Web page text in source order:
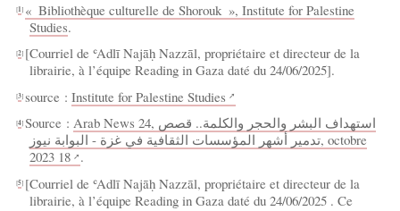
[1 ] « Bibliothèque culturelle de Shorouk », Institute for Palestine
Studies.
[2] [Courriel de ʿAdlī Najāḥ Nazzāl, propriétaire et directeur de la
librairie, à l’équipe Reading in Gaza daté du 24/06/2025].
[3] source : Institute for Palestine Studies
[4] Source : Arab News 24, استهداف البشر والحجر والكلمة.. قصص
تدمير أشهر المؤسسات الثقافية في غزة - البوابة نيوز, octobre
2023 18
.
[5] [Courriel de ʿAdlī Najāḥ Nazzāl, propriétaire et directeur de la
librairie, à l’équipe Reading in Gaza daté du 24/06/2025 . Ce